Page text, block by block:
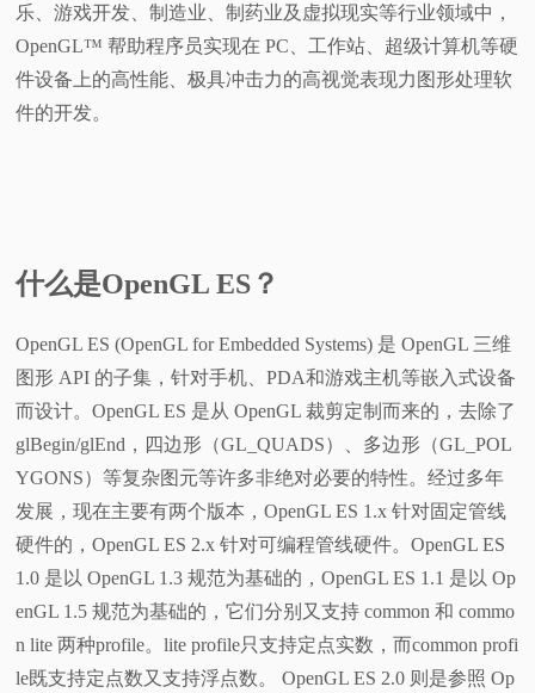
乐、游戏开发、制造业、制药业及虚拟现实等行业领域中，
OpenGL™ 帮助程序员实现在 PC、工作站、超级计算机等硬
件设备上的高性能、极具冲击力的高视觉表现力图形处理软
件的开发。
什么是OpenGL ES？
OpenGL ES (OpenGL for Embedded Systems) 是 OpenGL 三维
图形 API 的子集，针对手机、PDA和游戏主机等嵌入式设备
而设计。OpenGL ES 是从 OpenGL 裁剪定制而来的，去除了
glBegin/glEnd，四边形（GL_QUADS）、多边形（GL_POL
YGONS）等复杂图元等许多非绝对必要的特性。经过多年
发展，现在主要有两个版本，OpenGL ES 1.x 针对固定管线
硬件的，OpenGL ES 2.x 针对可编程管线硬件。OpenGL ES
1.0 是以 OpenGL 1.3 规范为基础的，OpenGL ES 1.1 是以 Op
enGL 1.5 规范为基础的，它们分别又支持 common 和 commo
n lite 两种profile。lite profile只支持定点实数，而common profi
le既支持定点数又支持浮点数。 OpenGL ES 2.0 则是参照 Op